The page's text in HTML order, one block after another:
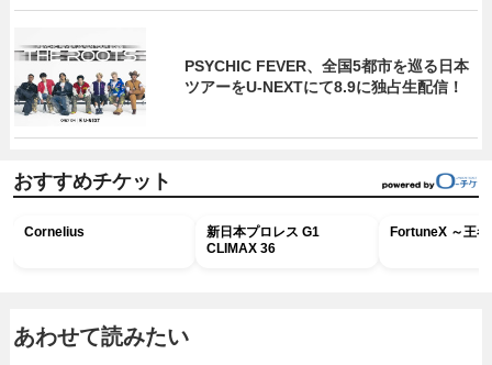
PSYCHIC FEVER、全国5都市を巡る日本
ツアーをU‐NEXTにて8.9に独占生配信！
おすすめチケット
Cornelius
新日本プロレス G1
CLIMAX 36
FortuneX ～王
あわせて読みたい